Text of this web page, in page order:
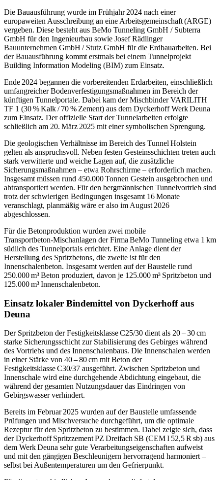
Die Bauausführung wurde im Frühjahr 2024 nach einer
europaweiten Ausschreibung an eine Arbeitsgemeinschaft (ARGE)
vergeben. Diese besteht aus BeMo Tunneling GmbH / Subterra
GmbH für den Ingenieurbau sowie Josef Rädlinger
Bauunternehmen GmbH / Stutz GmbH für die Erdbauarbeiten. Bei
der Bauausführung kommt erstmals bei einem Tunnelprojekt
Building Information Modeling (BIM) zum Einsatz.
Ende 2024 begannen die vorbereitenden Erdarbeiten, einschließlich
umfangreicher Bodenverfestigungsmaßnahmen im Bereich der
künftigen Tunnelportale. Dabei kam der Mischbinder VARILITH
TF 1 (30 % Kalk / 70 % Zement) aus dem Dyckerhoff Werk Deuna
zum Einsatz. Der offizielle Start der Tunnelarbeiten erfolgte
schließlich am 20. März 2025 mit einer symbolischen Sprengung.
Die geologischen Verhältnisse im Bereich des Tunnel Holstein
gelten als anspruchsvoll. Neben festen Gesteinsschichten treten auch
stark verwitterte und weiche Lagen auf, die zusätzliche
Sicherungsmaßnahmen – etwa Rohrschirme – erforderlich machen.
Insgesamt müssen rund 450.000 Tonnen Gestein ausgebrochen und
abtransportiert werden. Für den bergmännischen Tunnelvortrieb sind
trotz der schwierigen Bedingungen insgesamt 16 Monate
veranschlagt, planmäßig wäre er also im August 2026
abgeschlossen.
Für die Betonproduktion wurden zwei mobile
Transportbeton‑Mischanlagen der Firma BeMo Tunneling etwa 1 km
südlich des Tunnelportals errichtet. Eine Anlage dient der
Herstellung des Spritzbetons, die zweite ist für den
Innenschalenbeton. Insgesamt werden auf der Baustelle rund
250.000 m³ Beton produziert, davon je 125.000 m³ Spritzbeton und
125.000 m³ Innenschalenbeton.
Einsatz lokaler Bindemittel von Dyckerhoff aus
Deuna
Der Spritzbeton der Festigkeitsklasse C25/30 dient als 20 – 30 cm
starke Sicherungsschicht zur Stabilisierung des Gebirges während
des Vortriebs und des Innenschalenbaus. Die Innenschalen werden
in einer Stärke von 40 – 80 cm mit Beton der
Festigkeitsklasse C30/37 ausgeführt. Zwischen Spritzbeton und
Innenschale wird eine durchgehende Abdichtung eingebaut, die
während der gesamten Nutzungsdauer das Eindringen von
Gebirgswasser verhindert.
Bereits im Februar 2025 wurden auf der Baustelle umfassende
Prüfungen und Mischversuche durchgeführt, um die optimale
Rezeptur für den Spritzbeton zu bestimmen. Dabei zeigte sich, dass
der Dyckerhoff Spritzzement PZ Dreifach SB (CEM I 52,5 R sb) aus
dem Werk Deuna sehr gute Verarbeitungseigenschaften aufweist
und mit den gängigen Beschleunigern hervorragend harmoniert –
selbst bei Außentemperaturen um den Gefrierpunkt.